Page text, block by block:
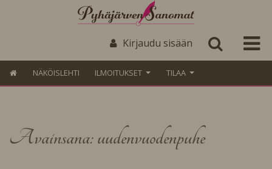
Kirjaudu sisään
NÄKÖISLEHTI ILMOITUKSET TILAA
Avainsana: uudenvuodenpuhe